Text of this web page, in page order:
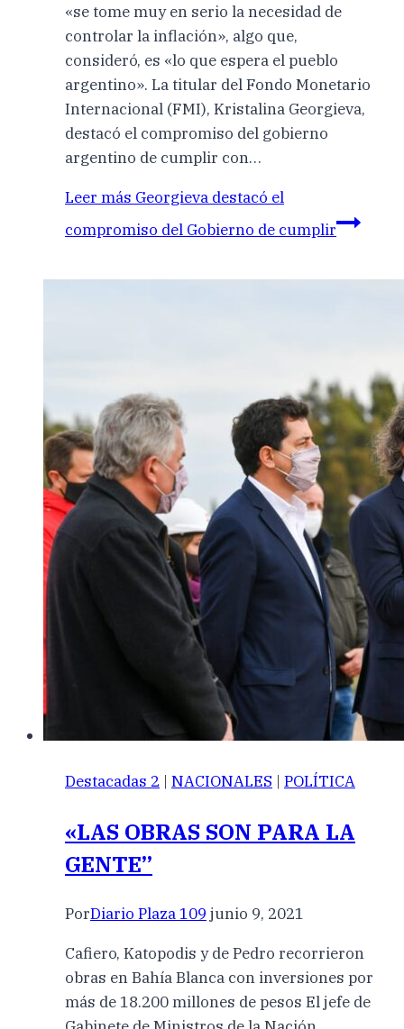
«se tome muy en serio la necesidad de
controlar la inflación», algo que,
consideró, es «lo que espera el pueblo
argentino». La titular del Fondo Monetario
Internacional (FMI), Kristalina Georgieva,
destacó el compromiso del gobierno
argentino de cumplir con…
Leer más Georgieva destacó el
compromiso del Gobierno de cumplir
Destacadas 2 | NACIONALES | POLÍTICA
«LAS OBRAS SON PARA LA
GENTE”
PorDiario Plaza 109 junio 9, 2021
Cafiero, Katopodis y de Pedro recorrieron
obras en Bahía Blanca con inversiones por
más de 18.200 millones de pesos El jefe de